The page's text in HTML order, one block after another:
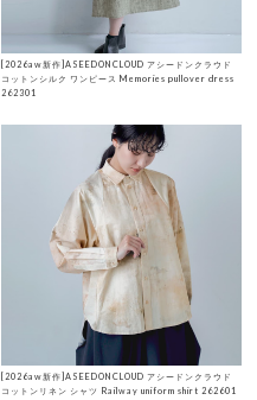
[2026aw新作]ASEEDONCLOUD アシードンクラウド
コットンシルク ワンピース Memories pullover dress
262301
[2026aw新作]ASEEDONCLOUD アシードンクラウド
コットンリネン シャツ Railway uniform shirt 262601